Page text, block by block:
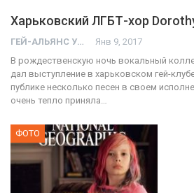
Харьковский ЛГБТ-хор
ГЕЙ-АЛЬЯНС УКРАИНА Янв 9, 2017
В рождественскую ночь вокальный
дал выступление в харьковском гей-
публике несколько песен в своем
очень тепло приняла…
ФОТО